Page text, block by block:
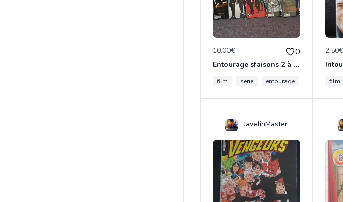
10.00€ 0
Entourage sfaisons 2 à 8 en dvd
film serie entourage
2.50€
film
JavelinMaster